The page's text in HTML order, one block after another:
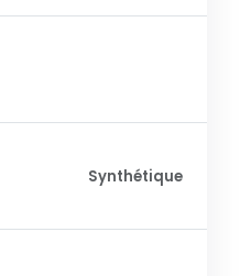
Synthétique